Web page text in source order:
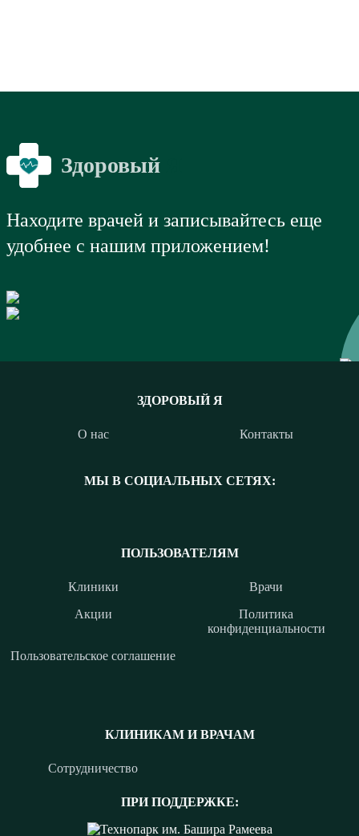
Здоровый
Находите врачей и записывайтесь еще
удобнее с нашим приложением!
ЗДОРОВЫЙ Я
О нас Контакты
МЫ В СОЦИАЛЬНЫХ СЕТЯХ:
КЛИНИКАМ И ВРАЧАМ
Сотрудничество
ПРИ ПОДДЕРЖКЕ:
ПОЛЬЗОВАТЕЛЯМ
Клиники
Врачи
Акции
Политика
конфиденциальности
Пользовательское соглашение